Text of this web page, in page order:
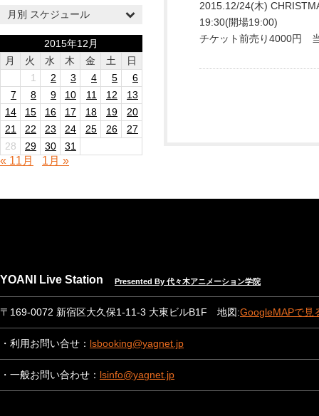
月別 スケジュール
2015年12月
月
火 水 木 金 土
日
1
2 3 4 5
6
7
8 9 10 11 12
13
14
15 16 17 18 19
20
21
22 23 24 25 26
27
28
29 30 31
« 11月 1月 »
2015.12/24(木)
19:30(開場19:00)
チケット前売り4000円
YOANI Live Station Presented By 代々木アニメーション学院
〒169-0072 新宿区大久保1-11-3 大東ビルB1F 地図:GoogleMAPで見
・利用お問い合せ： lsbooking@yagnet.jp
・一般お問い合わせ： lsinfo@yagnet.jp